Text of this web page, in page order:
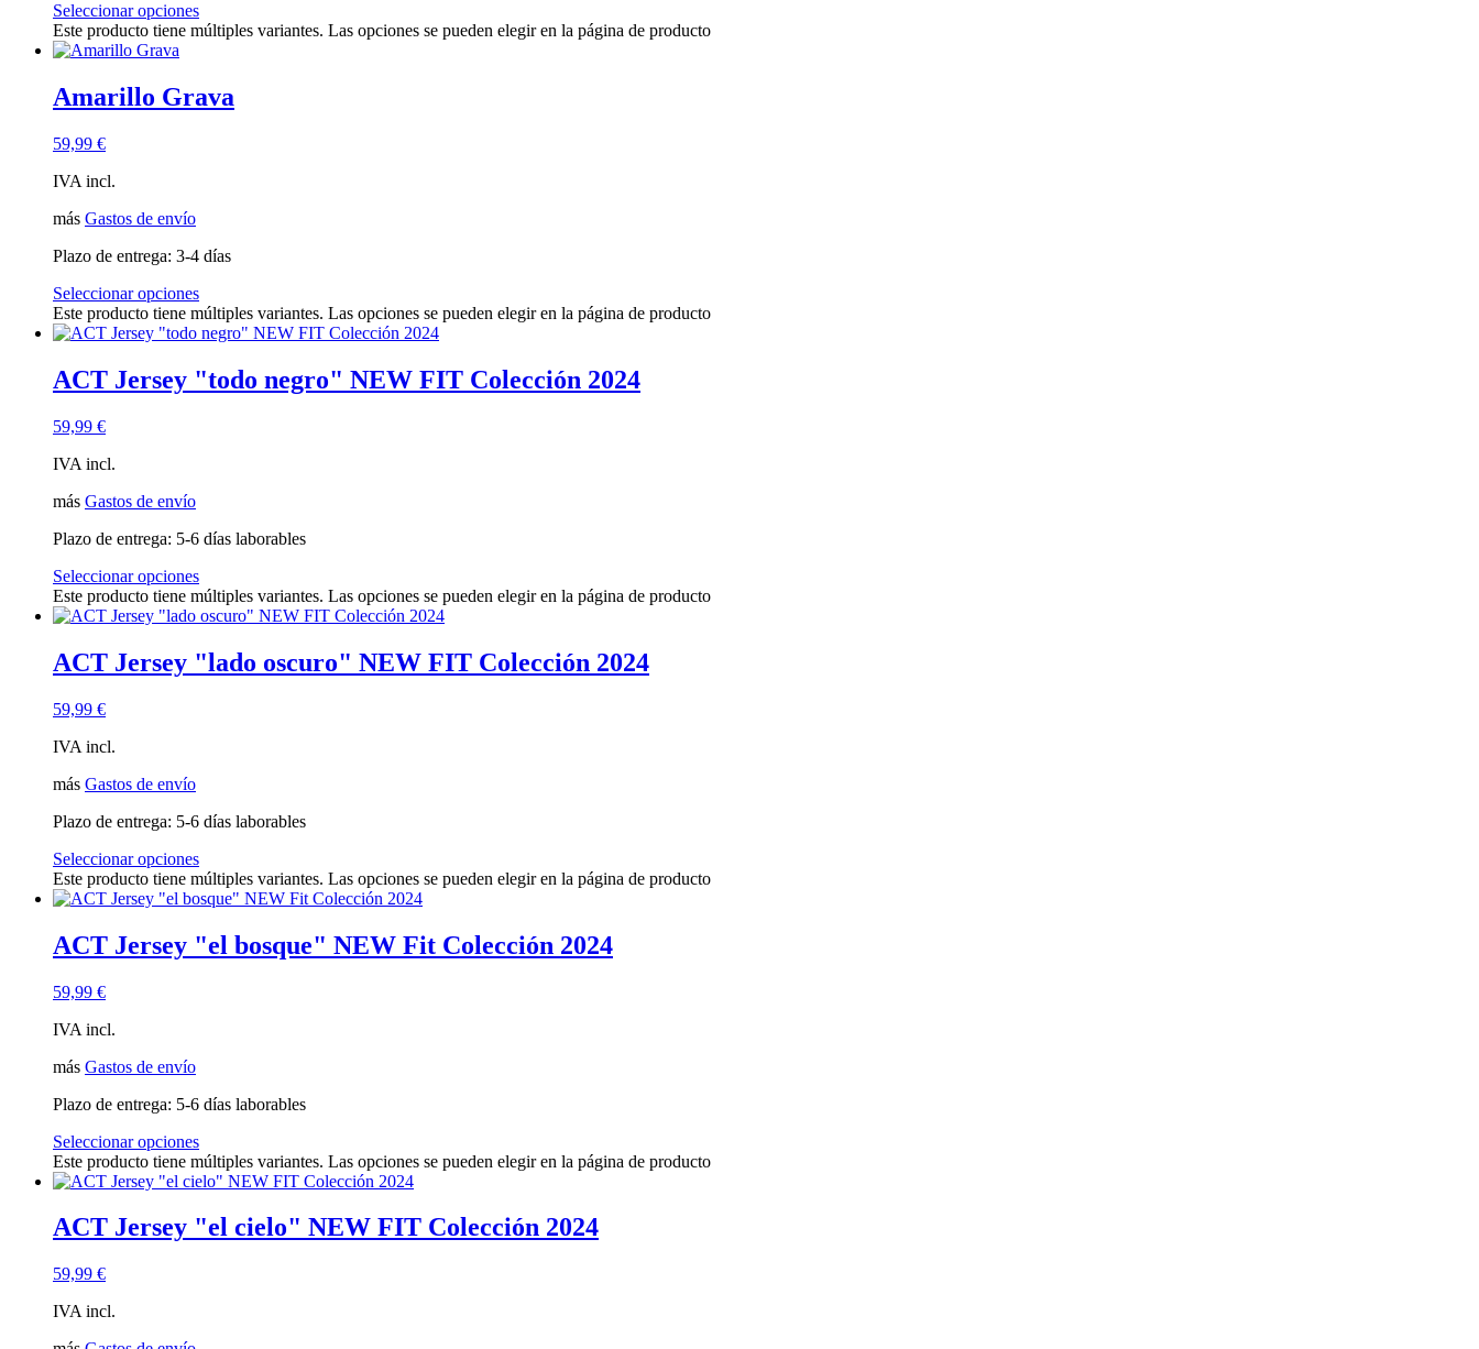
Seleccionar opciones
Este producto tiene múltiples variantes. Las opciones se pueden elegir en la página de producto
Amarillo Grava
59,99 €
IVA incl.
más Gastos de envío
Plazo de entrega: 3-4 días
Seleccionar opciones
Este producto tiene múltiples variantes. Las opciones se pueden elegir en la página de producto
ACT Jersey "todo negro" NEW FIT Colección 2024
59,99 €
IVA incl.
más Gastos de envío
Plazo de entrega: 5-6 días laborables
Seleccionar opciones
Este producto tiene múltiples variantes. Las opciones se pueden elegir en la página de producto
ACT Jersey "lado oscuro" NEW FIT Colección 2024
59,99 €
IVA incl.
más Gastos de envío
Plazo de entrega: 5-6 días laborables
Seleccionar opciones
Este producto tiene múltiples variantes. Las opciones se pueden elegir en la página de producto
ACT Jersey "el bosque" NEW Fit Colección 2024
59,99 €
IVA incl.
más Gastos de envío
Plazo de entrega: 5-6 días laborables
Seleccionar opciones
Este producto tiene múltiples variantes. Las opciones se pueden elegir en la página de producto
ACT Jersey "el cielo" NEW FIT Colección 2024
59,99 €
IVA incl.